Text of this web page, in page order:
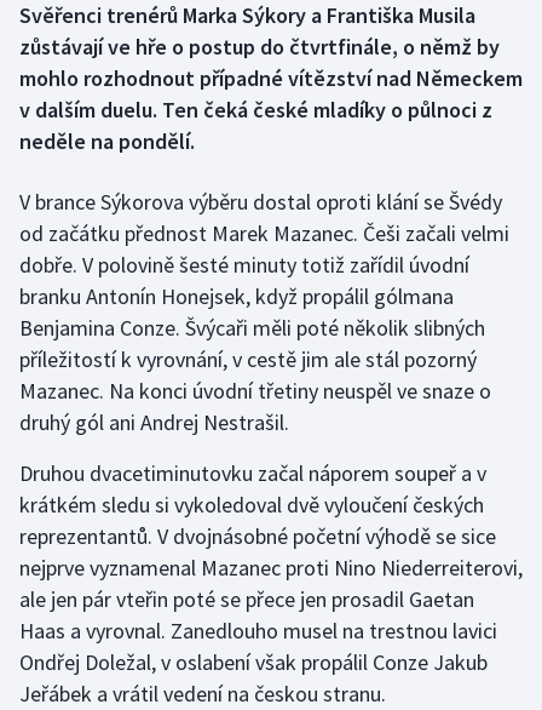
Dostihy
Florbal
Futsal
Golf
Gymnastika
Házená
Jezdectví
Krasobruslení
Lezení
Lyže a snowboard
Moderní pětiboj
Svěřenci trenérů Marka Sýkory a Františka Musila
zůstávají ve hře o postup do čtvrtfinále, o němž by
mohlo rozhodnout případné vítězství nad Německem
v dalším duelu. Ten čeká české mladíky o půlnoci z
neděle na pondělí.
V brance Sýkorova výběru dostal oproti klání se Švédy
od začátku přednost Marek Mazanec. Češi začali velmi
dobře. V polovině šesté minuty totiž zařídil úvodní
branku Antonín Honejsek, když propálil gólmana
Benjamina Conze. Švýcaři měli poté několik slibných
příležitostí k vyrovnání, v cestě jim ale stál pozorný
Mazanec. Na konci úvodní třetiny neuspěl ve snaze o
druhý gól ani Andrej Nestrašil.
Druhou dvacetiminutovku začal náporem soupeř a v
krátkém sledu si vykoledoval dvě vyloučení českých
reprezentantů. V dvojnásobné početní výhodě se sice
nejprve vyznamenal Mazanec proti Nino Niederreiterovi,
ale jen pár vteřin poté se přece jen prosadil Gaetan
Haas a vyrovnal. Zanedlouho musel na trestnou lavici
Ondřej Doležal, v oslabení však propálil Conze Jakub
Jeřábek a vrátil vedení na českou stranu.